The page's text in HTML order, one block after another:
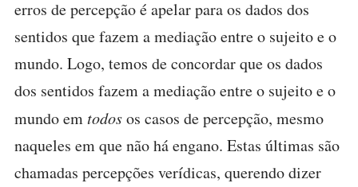
erros de percepção é apelar para os dados dos
sentidos que fazem a mediação entre o sujeito e o
mundo. Logo, temos de concordar que os dados
dos sentidos fazem a mediação entre o sujeito e o
mundo emtodosos casos de percepção, mesmo
naqueles em que não há engano. Estas últimas são
chamadas percepções verídicas, querendo dizer